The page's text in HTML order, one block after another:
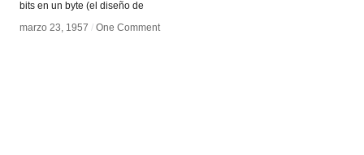
bits en un byte (el diseño de
marzo 23, 1957 / One Comment
marzo 23, 1957 / One Comment